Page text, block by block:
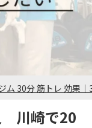
川崎で20
ム 30分 筋トレ 効果